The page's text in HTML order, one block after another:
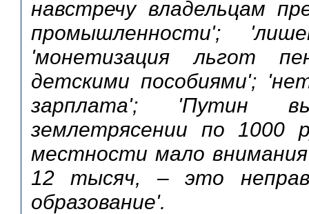
навстречу владельцам
промышленности';
'монетизация льгот
детскими пособиями';
зарплата'; 'Путин
землетрясении по 1000
местности мало
12 тысяч, – это
образование'.